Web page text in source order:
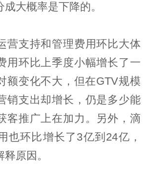
大概率是下降的。
营支持和管理费用环比大体
用环比上季度小幅增长了一
额变化不大，但在GTV规模
销支出却增长，仍是多少能
客推广上在加力。另外，滴
也环比增长了3亿到24亿，
原因。